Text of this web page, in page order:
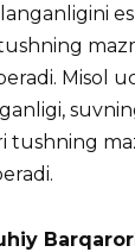
Misol
tushning